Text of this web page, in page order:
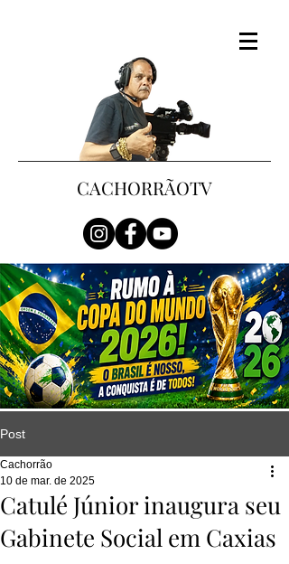
CACHORRÃOTV
Post
Catulé Júnior inaugura seu
Gabinete Social em Caxias
Cachorrão
10 de mar. de 2025